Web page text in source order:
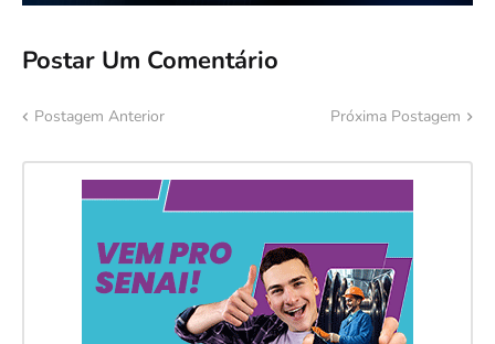
Postar Um Comentário
Postagem Anterior Próxima Postagem